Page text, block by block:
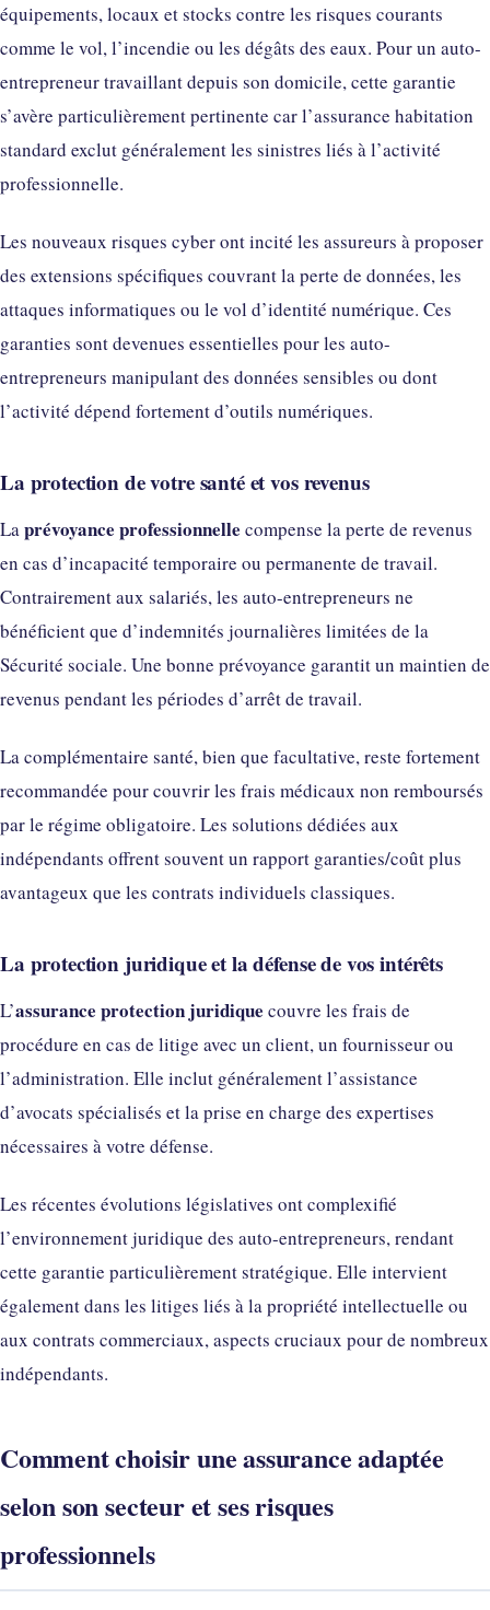
équipements, locaux et stocks contre les risques courants
comme le vol, l’incendie ou les dégâts des eaux. Pour un auto-
entrepreneur travaillant depuis son domicile, cette garantie
s’avère particulièrement pertinente car l’assurance habitation
standard exclut généralement les sinistres liés à l’activité
professionnelle.
Les nouveaux risques cyber ont incité les assureurs à proposer
des extensions spécifiques couvrant la perte de données, les
attaques informatiques ou le vol d’identité numérique. Ces
garanties sont devenues essentielles pour les auto-
entrepreneurs manipulant des données sensibles ou dont
l’activité dépend fortement d’outils numériques.
La protection de votre santé et vos revenus
Laprévoyance professionnelle compense la perte de revenus
en cas d’incapacité temporaire ou permanente de travail.
Contrairement aux salariés, les auto-entrepreneurs ne
bénéficient que d’indemnités journalières limitées de la
Sécurité sociale. Une bonne prévoyance garantit un maintien de
revenus pendant les périodes d’arrêt de travail.
La complémentaire santé, bien que facultative, reste fortement
recommandée pour couvrir les frais médicaux non remboursés
par le régime obligatoire. Les solutions dédiées aux
indépendants offrent souvent un rapport garanties/coût plus
avantageux que les contrats individuels classiques.
La protection juridique et la défense de vos intérêts
L’assurance protection juridique couvre les frais de
procédure en cas de litige avec un client, un fournisseur ou
l’administration. Elle inclut généralement l’assistance
d’avocats spécialisés et la prise en charge des expertises
nécessaires à votre défense.
Les récentes évolutions législatives ont complexifié
l’environnement juridique des auto-entrepreneurs, rendant
cette garantie particulièrement stratégique. Elle intervient
également dans les litiges liés à la propriété intellectuelle ou
aux contrats commerciaux, aspects cruciaux pour de nombreux
indépendants.
Comment choisir une assurance adaptée
selon son secteur et ses risques
professionnels